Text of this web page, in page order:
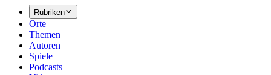
Rubriken
Orte
Themen
Autoren
Spiele
Podcasts